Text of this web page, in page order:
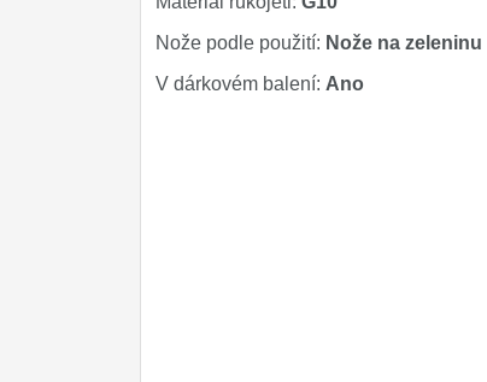
Nože podle použití: Nože na zeleninu
V dárkovém balení: Ano